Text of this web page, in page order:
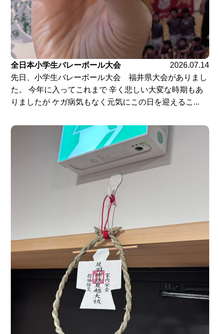
全日本小学生バレーボール大会
2026.07.14
先日、小学生バレーボール大会 福井県大会がありまし
た。 今年に入ってこれまで 辛く悲しい大変な時期もあ
りましたが ケガ病気もなく元気にこの日を迎えるこ...